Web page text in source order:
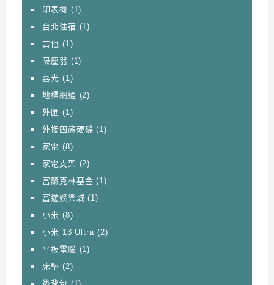
印表機 (1)
台北住宿 (1)
吉他 (1)
吸塵器 (1)
喜光 (1)
地標網通 (2)
外匯 (1)
外接固態硬碟 (1)
家電 (8)
家電支架 (2)
富蘭克林基金 (1)
富遊娛樂城 (1)
小米 (8)
小米 13 Ultra (2)
平板電腦 (1)
床墊 (2)